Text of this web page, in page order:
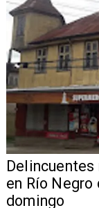
Delincuentes
en Río
domingo